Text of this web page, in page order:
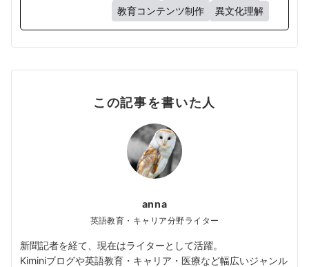
教育コンテンツ制作
異文化理解
この記事を書いた人
anna
英語教育・キャリア分野ライター
新聞記者を経て、現在はライターとして活躍。
Kiminiブログや英語教育・キャリア・医療など幅広いジャンル